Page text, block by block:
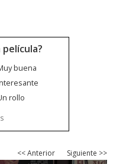
buena
rollo
<< Anterior Siguiente >>